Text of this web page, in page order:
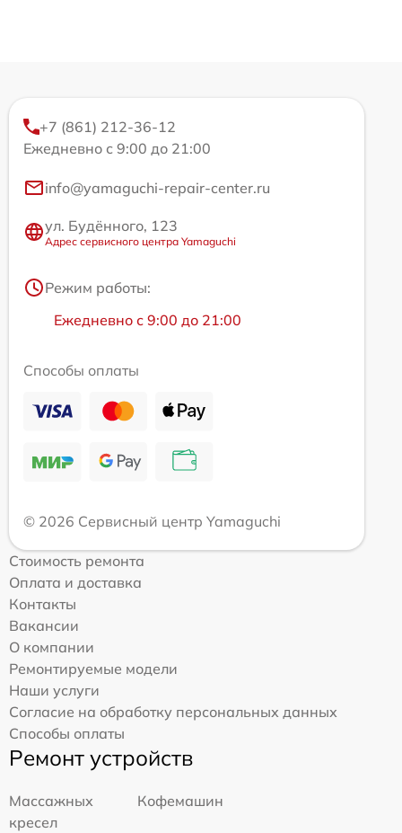
+7 (861) 212-36-12
Ежедневно с 9:00 до 21:00
info@yamaguchi-repair-center.ru
ул. Будённого, 123
Адрес сервисного центра Yamaguchi
Режим работы:
Ежедневно с 9:00 до 21:00
Способы оплаты
© 2026 Сервисный центр Yamaguchi
Стоимость ремонта
Оплата и доставка
Контакты
Вакансии
О компании
Ремонтируемые модели
Наши услуги
Согласие на обработку персональных данных
Способы оплаты
Ремонт устройств
Массажных
кресел
Кофемашин